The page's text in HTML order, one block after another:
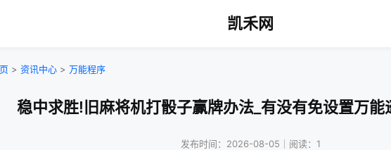
凯禾网
> 资讯中心 > 万能程序
稳中求胜!旧麻将机打骰子赢牌办法_有没有免设置万
发布时间：2026-08-05｜阅读：1